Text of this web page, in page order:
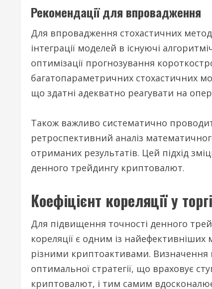
Рекомендації для впровадження
Для впровадження стохастичних
інтеграції моделей в існуючі
оптимізації прогнозування
багатопараметричних стохастичних
що здатні адекватно реагувати на
Також важливо систематично
ретроспективний аналіз
отриманих результатів. Цей підхід
денного трейдингу криптовалют.
Коефіцієнт кореляції у
Для підвищення точності денного
кореляції є одним із найефективніших
різними криптоактивами. Визначення
оптимальної стратегії, що враховує
криптовалют, і тим самим